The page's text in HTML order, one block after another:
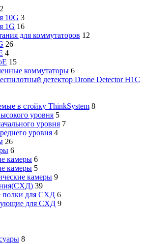
10G 3
1G 16
для коммутаторов 12
26
4
15
коммутаторы 6
детектор Drone Detector H1C
в стойку ThinkSystem 8
уровня 5
уровня 7
уровня 4
26
6
камеры 6
камеры 5
камеры 9
39
полки для СХД 6
для СХД 9
8